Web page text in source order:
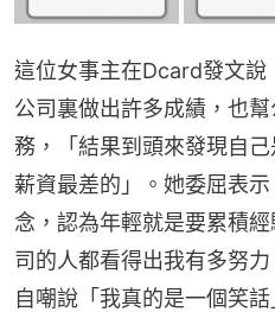
這位女事主在Dcard發文說
公司裏做出許多成績，也
務，「結果到頭來發現自
薪資最差的」。她委屈表
念，認為年輕就是要累積
司的人都看得出我有多努
自嘲說「我真的是一個笑話